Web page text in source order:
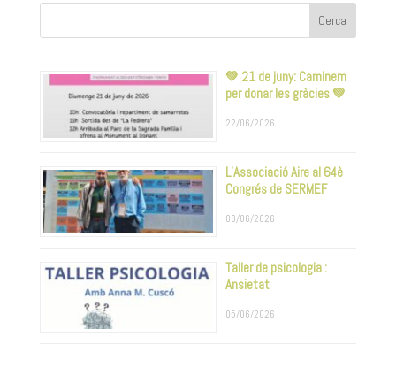
💚 21 de juny: Caminem
per donar les gràcies 💚
22/06/2026
L’Associació Aire al 64è
Congrés de SERMEF
08/06/2026
Taller de psicologia :
Ansietat
05/06/2026